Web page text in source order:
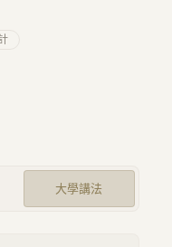
大學講法